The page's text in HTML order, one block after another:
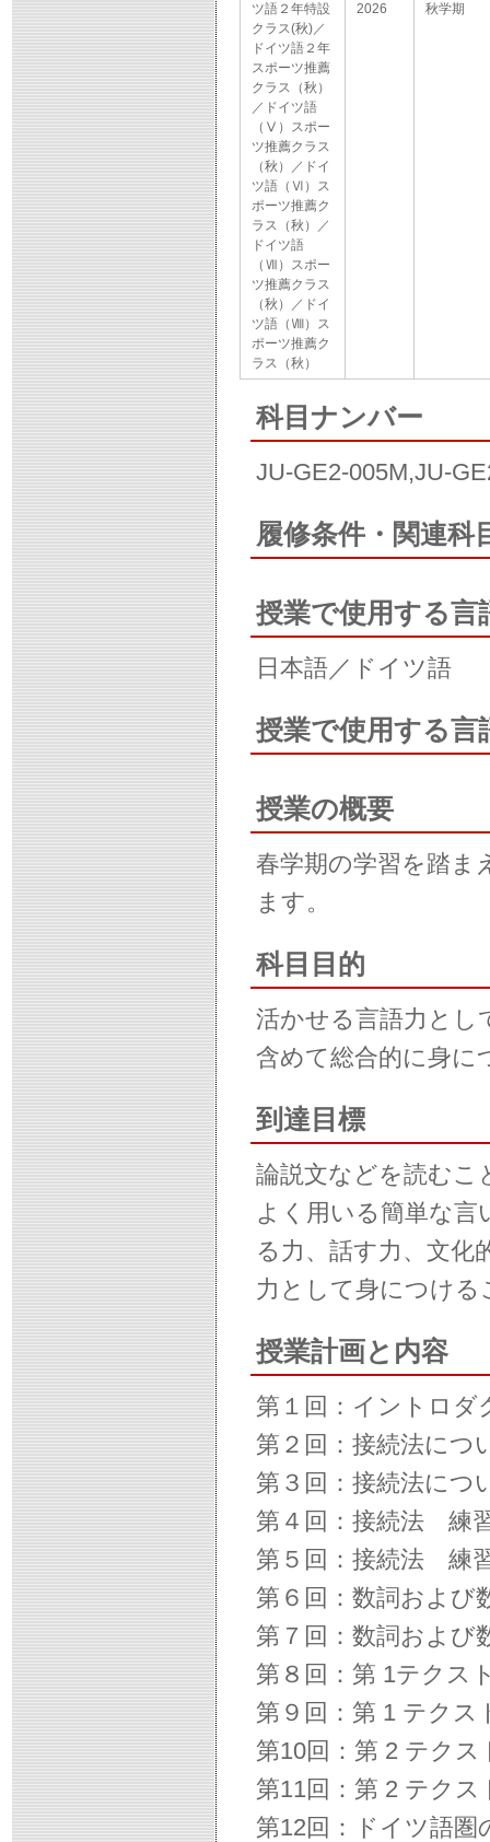
ツ語２年特設
クラス(秋)／
ドイツ語２年
スポーツ推薦
クラス（秋）
／ドイツ語
（Ⅴ）スポー
ツ推薦クラス
（秋）／ドイ
ツ語（Ⅵ）ス
ポーツ推薦ク
ラス（秋）／
ドイツ語
（Ⅶ）スポー
ツ推薦クラス
（秋）／ドイ
ツ語（Ⅷ）ス
ポーツ推薦ク
ラス（秋）
2026 秋学期
科目ナンバー
JU-GE2-005M,JU-
履修条件・関連科
授業で使用する言
日本語／ドイツ語
授業で使用する言
授業の概要
春学期の学習を踏ま
ます。
科目目的
活かせる言語力とし
含めて総合的に身に
到達目標
論説文などを読むこ
よく用いる簡単な言
る力、話す力、文化
力として身につけ
授業計画と内容
第１回：イントロダ
第２回：接続法に
第３回：接続法に
第４回：接続法 練
第５回：接続法 練
第６回：数詞およ
第７回：数詞およ
第８回：第 1テク
第９回：第 1 テク
第10回：第 2 テク
第11回：第 2 テク
第12回：ドイツ語